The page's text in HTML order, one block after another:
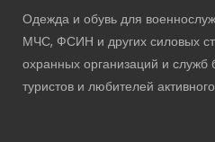
Одежда и обувь для
МЧС, ФСИН и других силовых
охранных организаций и служб
туристов и любителей